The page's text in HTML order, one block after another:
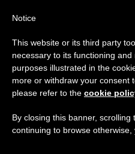
ETIQUETA
Posts
Aviso
Del 27 de julio al 7 de
anual, aprovechando que
se generan menos
Notice
This website or its third party
necessary to its functioning
purposes illustrated in the
more or withdraw your consent
please refer to the cookie
By closing this banner,
continuing to browse